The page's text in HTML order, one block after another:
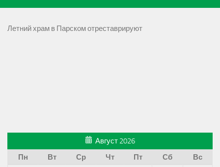
Летний храм в Парском отреставрируют
Август 2026
Пн
Вт Ср Чт Пт Сб
Вс